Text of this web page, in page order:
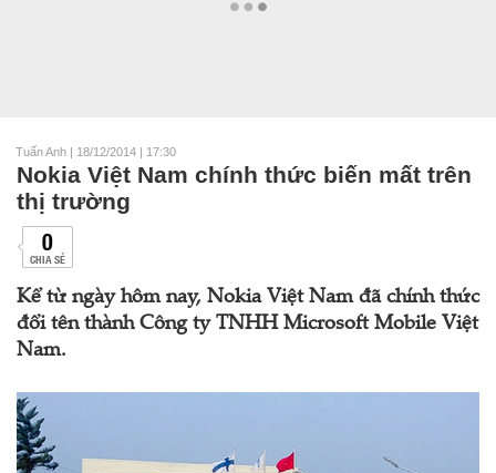
Tuấn Anh | 18/12/2014 | 17:30
Nokia Việt Nam chính thức biến mất trên
thị trường
0
CHIA SẺ
Kể từ ngày hôm nay, Nokia Việt Nam đã chính thức
đổi tên thành Công ty TNHH Microsoft Mobile Việt
Nam.